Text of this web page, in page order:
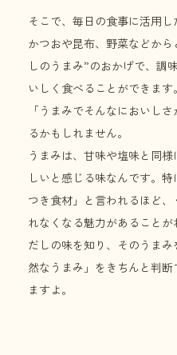
そこで、毎日の食事に活用し
かつおや昆布、野菜などか
しのうまみ”のおかげで、調
いしく食べることができます。
「うまみでそんなにおいし
るかもしれません。
うまみは、甘味や塩味と同
しいと感じる味なんです。
つき食材」と言われるほど
れなくなる魅力があること
だしの味を知り、そのうま
然なうまみ」をきちんと判
ますよ。